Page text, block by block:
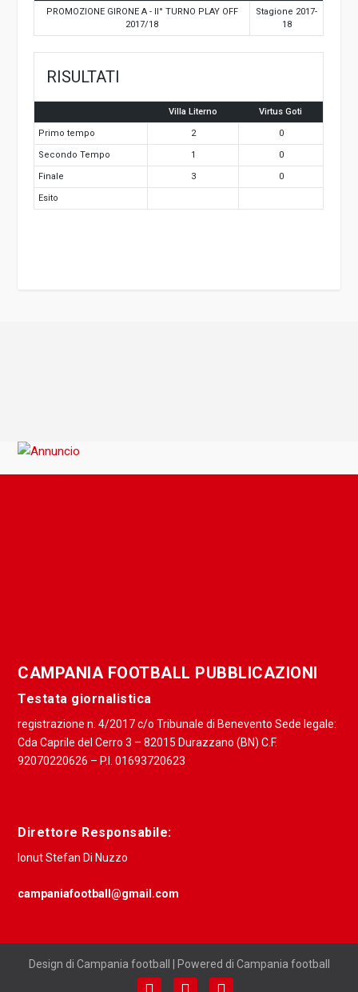
PROMOZIONE GIRONE A - II° TURNO PLAY OFF
2017/18
Stagione 2017-
18
RISULTATI
Villa Literno Virtus Goti
Primo tempo 2 0
Secondo Tempo 1 0
Finale 3 0
Esito
CAMPANIA FOOTBALL PUBBLICAZIONI
Testata giornalistica
registrazione n. 4/2017 c/o Tribunale di Benevento Sede legale:
Cda Caprile del Cerro 3 – 82015 Durazzano (BN) C.F.
92070220626 – P.I. 01693720623
Direttore Responsabile:
Ionut Stefan Di Nuzzo
campaniafootball@gmail.com
Design di Campania football | Powered di Campania football